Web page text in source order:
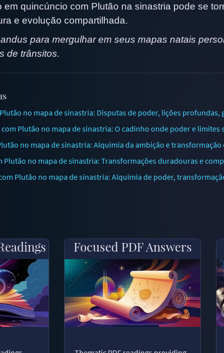
em quincúncio com Plutão na sinastria pode se
e evolução compartilhada.
para mergulhar em seus mapas natais
de trânsitos.
no mapa de sinastria: Disputas de poder, lições profundas,
Plutão no mapa de sinastria: O cadinho onde poder e limites
no mapa de sinastria: Alquimia da ambição e transformação
Plutão no mapa de sinastria: Transformações duradouras e
Plutão no mapa de sinastria: Alquimia de poder,
Focused PDF Answers